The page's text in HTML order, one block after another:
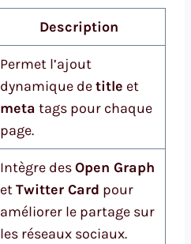
Description
Permet l’ajout
dynamique detitle et
meta tags pour chaque
page.
Intègre desOpen Graph
etTwitter Card pour
améliorer le partage sur
les réseaux sociaux.